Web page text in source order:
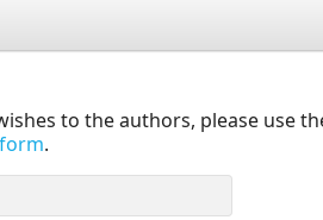
to the authors, please use
form.